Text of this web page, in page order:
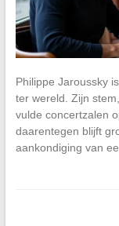
Philippe Jaroussky
ter wereld. Zijn
vulde concertzalen
daarentegen blijft
aankondiging van